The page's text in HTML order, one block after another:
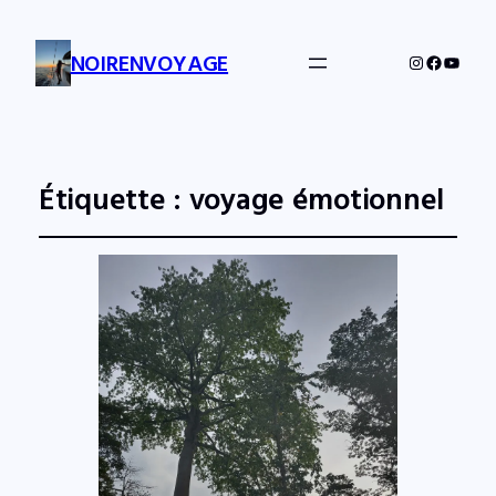
NOIRENVOYAGE Instagram
Étiquette : voyage émotionnel